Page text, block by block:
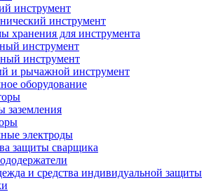
инструмент
инструмент
хранения для инструмента
инструмент
инструмент
и рычажной инструмент
оборудование
заземления
электроды
защиты сварщика
и средства индивидуальной защиты